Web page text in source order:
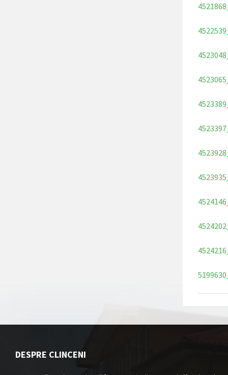
DESPRE CLINCENI